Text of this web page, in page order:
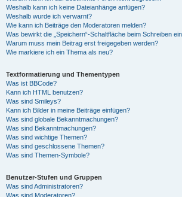
Weshalb kann ich keine Dateianhänge anfügen?
Weshalb wurde ich verwarnt?
Wie kann ich Beiträge den Moderatoren melden?
Was bewirkt die „Speichern“-Schaltfläche beim Schreiben
Warum muss mein Beitrag erst freigegeben werden?
Wie markiere ich ein Thema als neu?
Textformatierung und Thementypen
Was ist BBCode?
Kann ich HTML benutzen?
Was sind Smileys?
Kann ich Bilder in meine Beiträge einfügen?
Was sind globale Bekanntmachungen?
Was sind Bekanntmachungen?
Was sind wichtige Themen?
Was sind geschlossene Themen?
Was sind Themen-Symbole?
Benutzer-Stufen und Gruppen
Was sind Administratoren?
Was sind Moderatoren?